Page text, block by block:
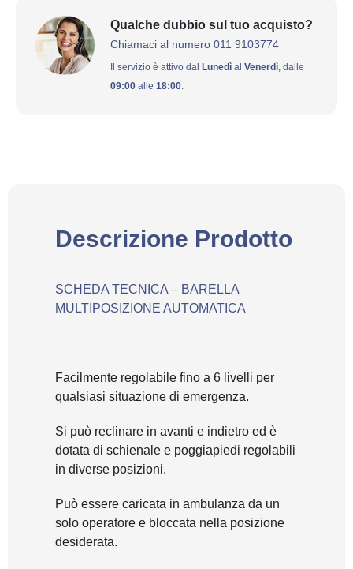
Qualche dubbio sul tuo acquisto?
Chiamaci al numero 011 9103774
Il servizio è attivo dal Lunedì al Venerdì , dalle
09:00 alle 18:00
Descrizione Prodotto
SCHEDA TECNICA – BARELLA
MULTIPOSIZIONE AUTOMATICA
Facilmente regolabile fino a 6 livelli per
qualsiasi situazione di emergenza.
Si può reclinare in avanti e indietro ed è
dotata di schienale e poggiapiedi regolabili
in diverse posizioni.
Può essere caricata in ambulanza da un
solo operatore e bloccata nella posizione
desiderata.